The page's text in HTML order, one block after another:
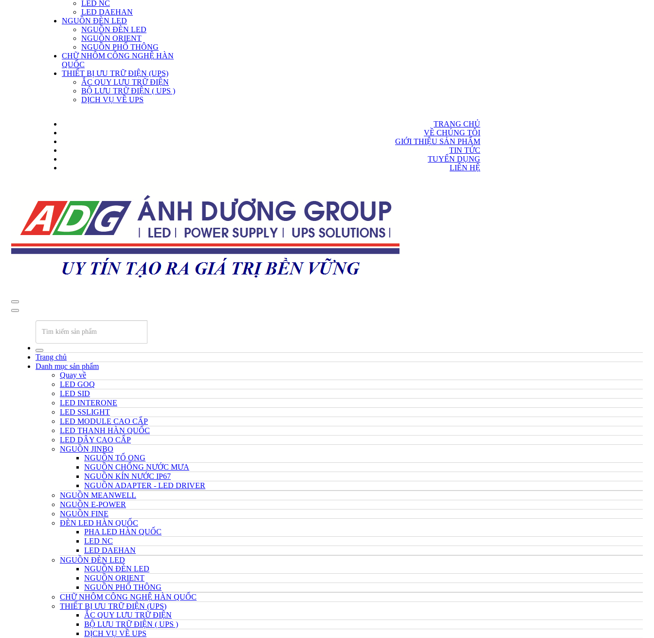
LED NC
LED DAEHAN
NGUỒN ĐÈN LED
NGUỒN ĐÈN LED
NGUỒN ORIENT
NGUỒN PHỔ THÔNG
CHỮ NHÔM CÔNG NGHỆ HÀN
QUỐC
THIẾT BỊ ƯU TRỮ ĐIỆN (UPS)
ẮC QUY LƯU TRỮ ĐIỆN
BỘ LƯU TRỮ ĐIỆN ( UPS )
DỊCH VỤ VỀ UPS
TRANG CHỦ
VỀ CHÚNG TÔI
GIỚI THIỆU SẢN PHẨM
TIN TỨC
TUYỂN DỤNG
LIÊN HỆ
Trang chủ
Danh mục sản phẩm
Quay về
LED GOQ
LED SID
LED INTERONE
LED SSLIGHT
LED MODULE CAO CẤP
LED THANH HÀN QUỐC
LED DÂY CAO CẤP
NGUỒN JINBO
NGUỒN TỔ ONG
NGUỒN CHỐNG NƯỚC MƯA
NGUỒN KÍN NƯỚC IP67
NGUỒN ADAPTER - LED DRIVER
NGUỒN MEANWELL
NGUỒN E-POWER
NGUỒN FINE
ĐÈN LED HÀN QUỐC
PHA LED HÀN QUỐC
LED NC
LED DAEHAN
NGUỒN ĐÈN LED
NGUỒN ĐÈN LED
NGUỒN ORIENT
NGUỒN PHỔ THÔNG
CHỮ NHÔM CÔNG NGHỆ HÀN QUỐC
THIẾT BỊ ƯU TRỮ ĐIỆN (UPS)
ẮC QUY LƯU TRỮ ĐIỆN
BỘ LƯU TRỮ ĐIỆN ( UPS )
DỊCH VỤ VỀ UPS